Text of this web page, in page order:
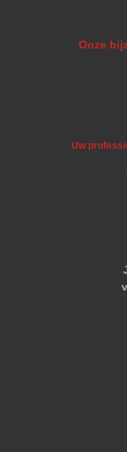
Onze
Uw